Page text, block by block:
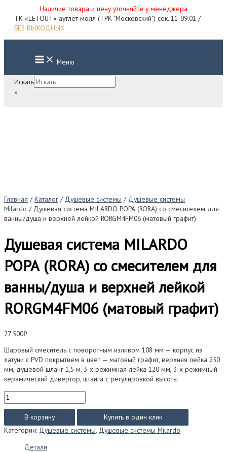
Наличие товара и цену уточняйте у менеджера
Перейти
ТК «LETOUT» аутлет молл (ТРК "Московский") сек. 11-09.01 /
БЕЗ ВЫХОДНЫХ
Main
Menu Меню
Искать
×
Главная / Каталог / Душевые системы / Душевые системы
Milardo / Душевая система MILARDO РОРА (RORA) со смесителем для
ванны/душа и верхней лейкой RORGM4FM06 (матовый графит)
Душевая система MILARDO
РОРА (RORA) со смесителем для
ванны/душа и верхней лейкой
RORGM4FM06 (матовый графит)
27 500₽
Шаровый смеситель с поворотным изливом 108 мм — корпус из
латуни с PVD покрытием в цвет — матовый графит, верхняя лейка 250
мм, душевой шланг 1,5 м, 3-х режимная лейка 120 мм, 3-х режимный
керамический дивертор, штанга с регулировкой высоты
Количество
товара
Душевая
система
MILARDO
В корзину
Купить в один клик
Категории: Душевые системы, Душевые системы Milardo
Детали